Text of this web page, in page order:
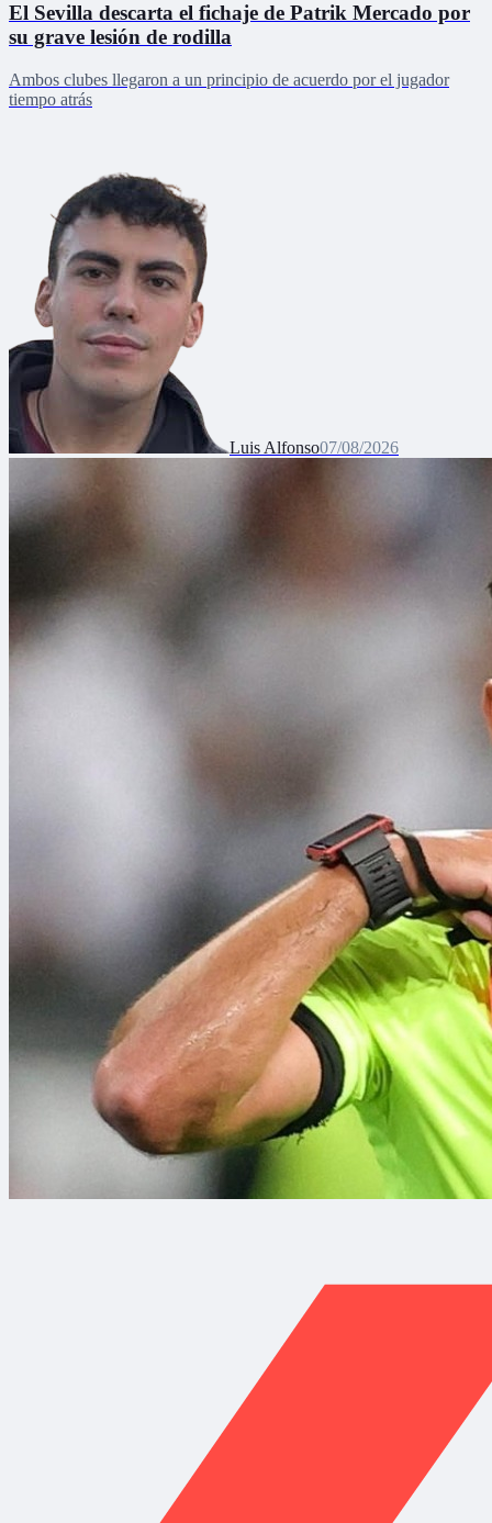
El Sevilla descarta el fichaje de Patrik Mercado por
su grave lesión de rodilla
Ambos clubes llegaron a un principio de acuerdo por el jugador
tiempo atrás
Luis Alfonso07/08/2026